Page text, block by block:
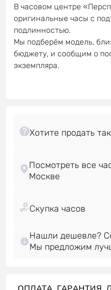
В часовом центре
оригинальные часы с
подлинностью.
Мы подберём модель,
бюджету, и сообщим о
экземпляра.
Посмотреть все
Нашли дешевле?
Мы предложим
ОПЛАТА, ГАРАНТИЯ,